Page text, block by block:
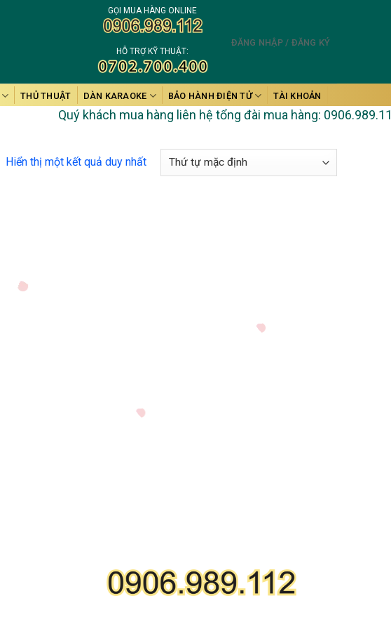
GỌI MUA HÀNG ONLINE
HỖ TRỢ KỸ THUẬT:
ĐĂNG NHẬP / ĐĂNG KÝ
THỦ THUẬT DÀN KARAOKE BẢO HÀNH ĐIỆN TỬ TÀI KHOẢN
Quý khách mua hàng liên hệ tổng đài mua hàng:
Hiển thị một kết quả duy nhất